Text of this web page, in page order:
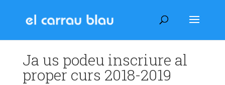
Ja us podeu inscriure al
proper curs 2018-2019